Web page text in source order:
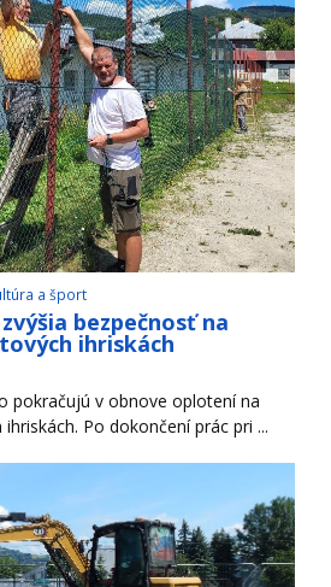
a šport
bezpečnosť na
ihriskách
pokračujú v obnove oplotení na
Po dokončení prác pri ...